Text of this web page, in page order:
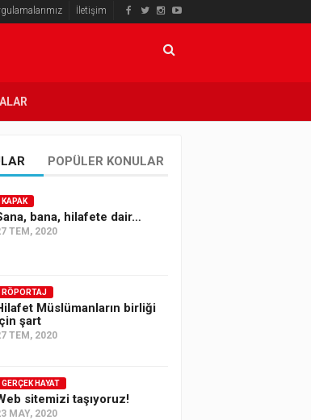
İletişim
POPÜLER KONULAR
KAPAK
bana, hilafete dair…
TEM, 2020
RÖPORTAJ
Müslümanların birliği
şart
TEM, 2020
GERÇEK HAYAT
sitemizi taşıyoruz!
MAY, 2020